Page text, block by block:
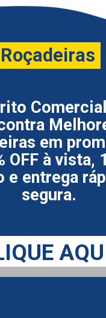
em
OFF à vista,
e entrega
segura.
Roçadeiras
Roçadeiras